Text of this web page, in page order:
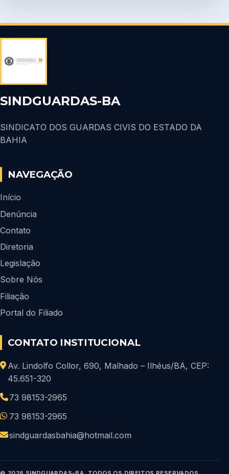
SINDGUARDAS-BA
SINDICATO DOS GUARDAS CIVIS DO ESTADO DA
BAHIA
NAVEGAÇÃO
Início
Denúncia
Contato
Diretoria
Legislação
Sobre Nós
Filiação
Portal do Filiado
CONTATO INSTITUCIONAL
Av. Lindolfo Collor, 690, Malhado – Ilhéus/BA, CEP:
45.651-320
73 98153-2965
73 98153-2965
sindguardasbahia@hotmail.com